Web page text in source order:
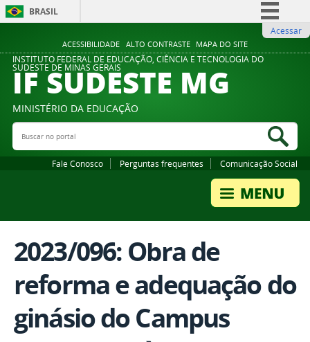
ACESSIBILIDADE ALTO CONTRASTE MAPA DO SITE
BRASIL
Comunica BR
Participe
Legislação
Acessar
INSTITUTO FEDERAL DE EDUCAÇÃO, CIÊNCIA E TECNOLOGIA DO
SUDESTE DE MINAS GERAIS
IF SUDESTE MG
MINISTÉRIO DA EDUCAÇÃO
Buscar no portal
Fale Conosco Perguntas frequentes Comunicação Social
2023/096: Obra de
reforma e adequação do
ginásio do Campus